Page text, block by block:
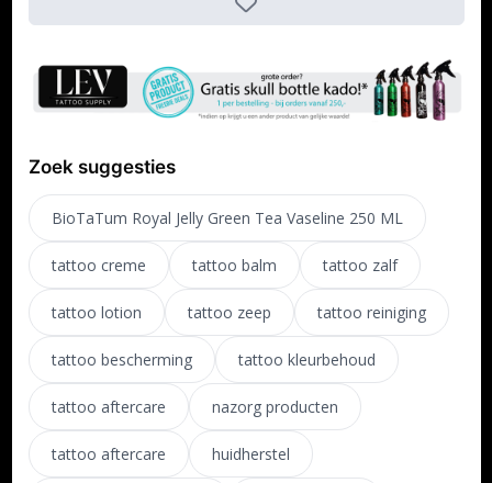
Zoek suggesties
BioTaTum Royal Jelly Green Tea Vaseline 250 ML
tattoo creme tattoo balm tattoo zalf
tattoo lotion tattoo zeep tattoo reiniging
tattoo bescherming tattoo kleurbehoud
tattoo aftercare nazorg producten
tattoo aftercare huidherstel